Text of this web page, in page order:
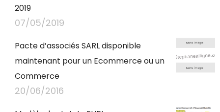
2019
07/05/2019
Pacte d’associés SARL disponible
maintenant pour un Ecommerce ou un
Commerce
20/06/2016